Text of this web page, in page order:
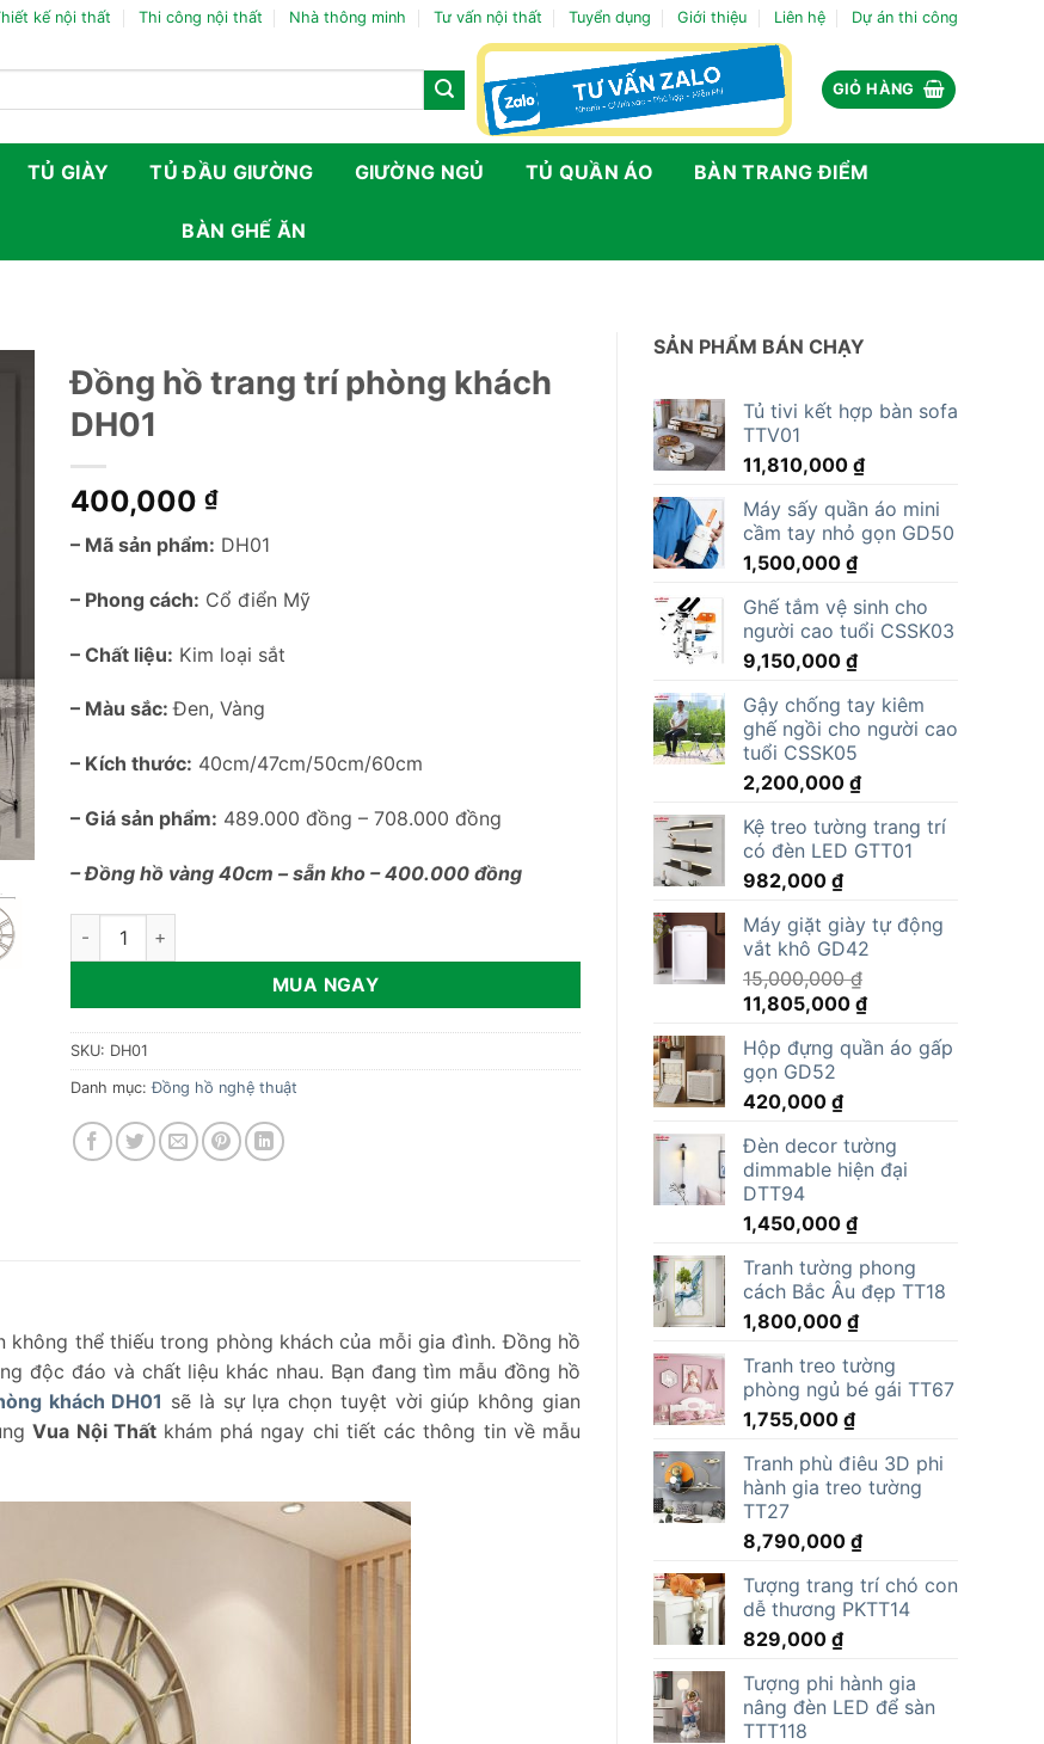
kế nội thất Thi công nội thất Nhà thông minh Tư vấn nội thất Tuyển dụng Giới thiệu Liên hệ Dự án thi công
GIỎ HÀNG
TỦ GIÀY TỦ ĐẦU GIƯỜNG GIƯỜNG NGỦ TỦ QUẦN ÁO BÀN TRANG ĐIỂM
BÀN GHẾ ĂN
SẢN PHẨM BÁN CHẠY
Tủ tivi kết hợp bàn sofa
TTV01
11,810,000 ₫
Máy sấy quần áo mini
cầm tay nhỏ gọn GD50
1,500,000 ₫
Ghế tắm vệ sinh cho
người cao tuổi CSSK03
9,150,000 ₫
Gậy chống tay kiêm
ghế ngồi cho người cao
tuổi CSSK05
2,200,000 ₫
Kệ treo tường trang trí
có đèn LED GTT01
982,000 ₫
Máy giặt giày tự động
vắt khô GD42
15,000,000₫
Giá
là:
15,000,000 ₫.
11,805,000 ₫Giá
tại
Hộp đựng quần áo gấp
gọn GD52
420,000 ₫
Đèn decor tường
dimmable hiện đại
DTT94
1,450,000 ₫
Tranh tường phong
cách Bắc Âu đẹp TT18
1,800,000 ₫
Tranh treo tường
phòng ngủ bé gái TT67
1,755,000 ₫
Tranh phù điêu 3D phi
hành gia treo tường
TT27
8,790,000 ₫
Tượng trang trí chó con
dễ thương PKTT14
829,000 ₫
Tượng phi hành gia
nâng đèn LED để sàn
TTT118
Đồng hồ trang trí phòng khách
DH01
400,000 ₫
– Mã sản phẩm: DH01
– Phong cách: Cổ điển Mỹ
– Chất liệu: Kim loại sắt
– Màu sắc:Đen, Vàng
– Kích thước: 40cm/47cm/50cm/60cm
– Giá sản phẩm: 489.000 đồng – 708.000 đồng
– Đồng hồ vàng 40cm – sẵn kho – 400.000 đồng
Đồng hồ trang trí phòng khách DH01 số lượng
MUA NGAY
SKU: DH01
Danh mục:Đồng hồ nghệ thuật
thể thiếu trong phòng khách của mỗi gia đình. Đồng hồ
độc đáo và chất liệu khác nhau. Bạn đang tìm mẫu đồng hồ
khách DH01 sẽ là sự lựa chọn tuyệt vời giúp không gian
Vua Nội Thấtkhám phá ngay chi tiết các thông tin về mẫu